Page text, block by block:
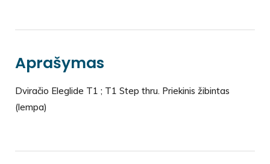
Aprašymas
Dviračio Eleglide T1 ; T1 Step thru. Priekinis žibintas
(lempa)